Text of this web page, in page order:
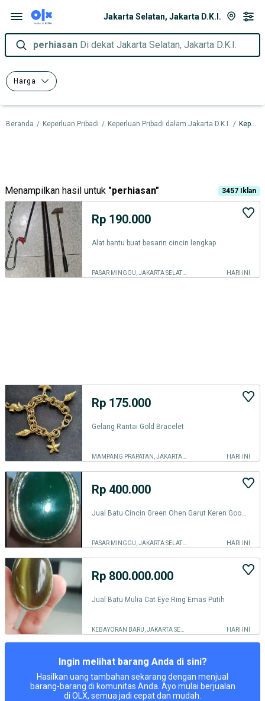
Jakarta Selatan, Jakarta D.K.I.
perhiasan Di dekat Jakarta Selatan, Jakarta D.K.I.
Harga
Beranda / Keperluan Pribadi / Keperluan Pribadi dalam Jakarta D.K.I. / Keperluan Pribadi dalam Jakarta Selatan
Menampilkan hasil untuk "perhiasan" 3457 Iklan
Rp 190.000
Alat bantu buat besarin cincin lengkap
PASAR MINGGU, JAKARTA SELATAN HARI INI
Rp 175.000
Gelang Rantai Gold Bracelet
HARI INI
Rp 400.000
PASAR MINGGU, JAKARTA SELATAN HARI INI
Rp 800.000.000
Jual Batu Mulia Cat Eye Ring Emas Putih
HARI INI
Ingin melihat barang Anda di sini?
Hasilkan uang tambahan sekarang dengan menjual
barang-barang di komunitas Anda. Ayo mulai berjualan
di OLX, semua jadi cepat dan mudah.